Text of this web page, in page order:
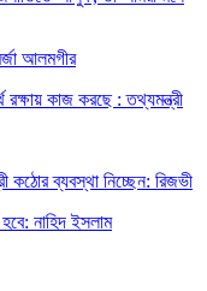
আলমগীর
রক্ষায় কাজ করছে : তথ্যমন্ত্রী
কঠোর ব্যবস্থা নিচ্ছেন: রিজভী
নাহিদ ইসলাম